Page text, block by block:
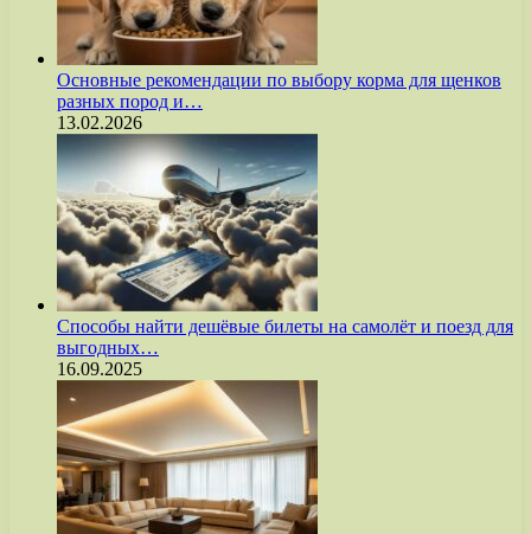
Основные рекомендации по выбору корма для щенков
разных пород и…
13.02.2026
Способы найти дешёвые билеты на самолёт и поезд для
выгодных…
16.09.2025